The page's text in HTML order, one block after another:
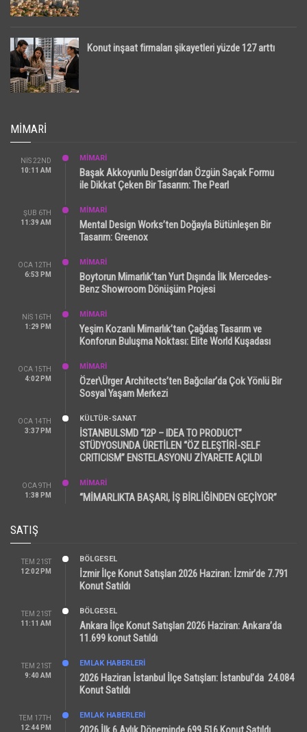
Konut inşaat firmaları şikayetleri yüzde 127 arttı
MIMARI
NIS 22ND
10:11 AM
MİMARİ
Başak Akkoyunlu Design’dan Özgün Saçak Formu
ile Dikkat Çeken Bir Tasarım: The Pearl
ŞUB 6TH
11:39 AM
MİMARİ
Mental Design Works’ten Doğayla Bütünleşen Bir
Tasarım: Greenox
OCA 12TH
6:53 PM
MİMARİ
Boytorun Mimarlık’tan Yurt Dışında İlk Mercedes-
Benz Showroom Dönüşüm Projesi
NIS 16TH
1:29 PM
MİMARİ
Yeşim Kozanlı Mimarlık’tan Çağdaş Tasarım ve
Konforun Buluşma Noktası: Elite World Kuşadası
OCA 15TH
4:02 PM
MİMARİ
Özer\Ürger Architects’ten Bağcılar’da Çok Yönlü Bir
Sosyal Yaşam Merkezi
OCA 14TH
3:37 PM
KÜLTÜR-SANAT
İSTANBULSMD “I2P – IDEA TO PRODUCT”
STÜDYOSUNDA ÜRETİLEN “ÖZ ELEŞTİRİ-SELF
CRITICISM” ENSTELASYONU ZİYARETE AÇILDI
OCA 9TH
1:38 PM
MİMARİ
“MİMARLIKTA BAŞARI, İŞ BİRLİĞİNDEN GEÇİYOR”
SATIŞ
TEM 21ST
12:02 PM
BÖLGESEL
İzmir İlçe Konut Satışları 2026 Haziran: İzmir’de 7.791
Konut Satıldı
TEM 21ST
11:11 AM
BÖLGESEL
Ankara İlçe Konut Satışları 2026 Haziran: Ankara’da
11.699 konut Satıldı
TEM 21ST
9:40 AM
EMLAK HABERLERI
2026 Haziran İstanbul İlçe Satışları: İstanbul’da 24.084
Konut Satıldı
TEM 17TH
12:44 PM
EMLAK HABERLERI